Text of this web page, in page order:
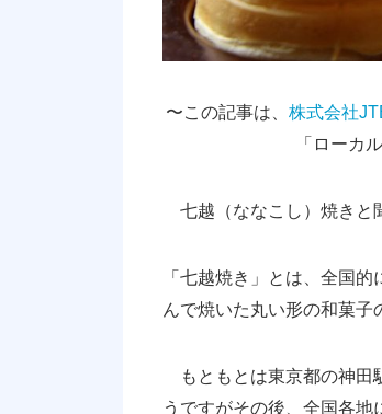
〜この記事は、 株式会社
「ローカ
七越（ななこし）焼きと
「七越焼き」とは、全国
んで焼いた丸い形の和菓子
もともとは東京都の神田
うですがその後、全国各地